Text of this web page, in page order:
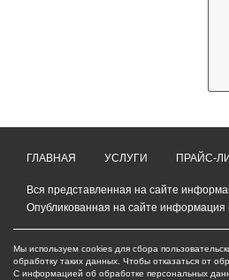
ГЛАВНАЯ УСЛУГИ ПРАЙС-
Вся представленная на сайте
Опубликованная на сайте
Мы используем cookies для сбора
обработку таких данных. Чтобы отказаться от
С информацией об обработке персональных